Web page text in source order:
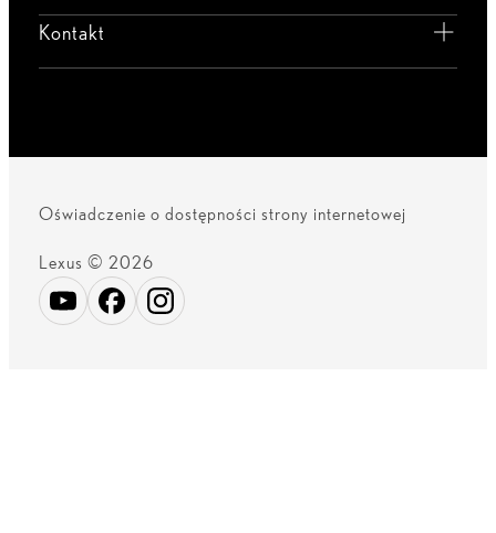
Kontakt
Oświadczenie o dostępności strony internetowej
Lexus © 2026